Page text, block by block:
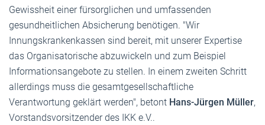
Gewissheit einer fürsorglichen und umfassenden
gesundheitlichen Absicherung benötigen. "Wir
Innungskrankenkassen sind bereit, mit unserer Expertise
das Organisatorische abzuwickeln und zum Beispiel
Informationsangebote zu stellen. In einem zweiten Schritt
allerdings muss die gesamtgesellschaftliche
Verantwortung geklärt werden", betont Hans-Jürgen Müller,
Vorstandsvorsitzender des IKK e.V..